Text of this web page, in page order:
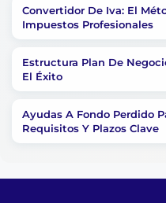
Convertidor De Iva: El
Impuestos Profesionales
Estructura Plan De
El Éxito
Ayudas A Fondo Perdido
Requisitos Y Plazos Clave